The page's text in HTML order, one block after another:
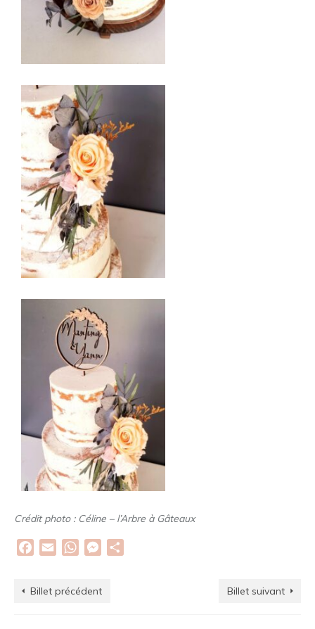
Crédit photo : Céline – l’Arbre à Gâteaux
Facebook
Email WhatsAppMessenger
Billet précédent Billet suivant